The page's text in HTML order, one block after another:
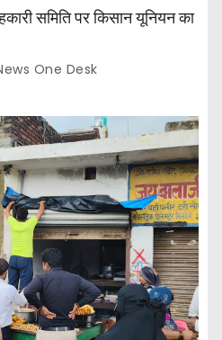
समिति पर किसान यूनियन का
One Desk